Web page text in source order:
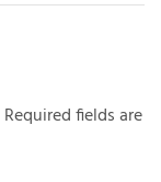
Required fields are